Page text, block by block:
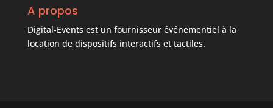
A propos
Digital-Events est un fournisseur événementiel à la
location de dispositifs interactifs et tactiles.